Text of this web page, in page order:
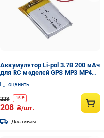
Аккумулятор Li-pol 3.7В 200 мАч
для RC моделей GPS MP3 MP4
(402030)
оценить
223 -15 ₴
208 ₴/шт.
Доставим